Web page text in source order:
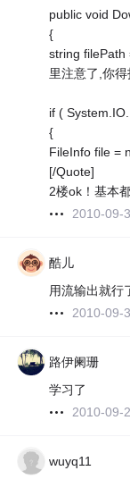
public void
{
string filePath
里注意了,你
if (
{
FileInfo file
[/Quote]
2楼ok！基本
2010-09-
酷儿
用流输出就行
2010-09-
路伊阑珊
学习了
2010-09-
wuyq11